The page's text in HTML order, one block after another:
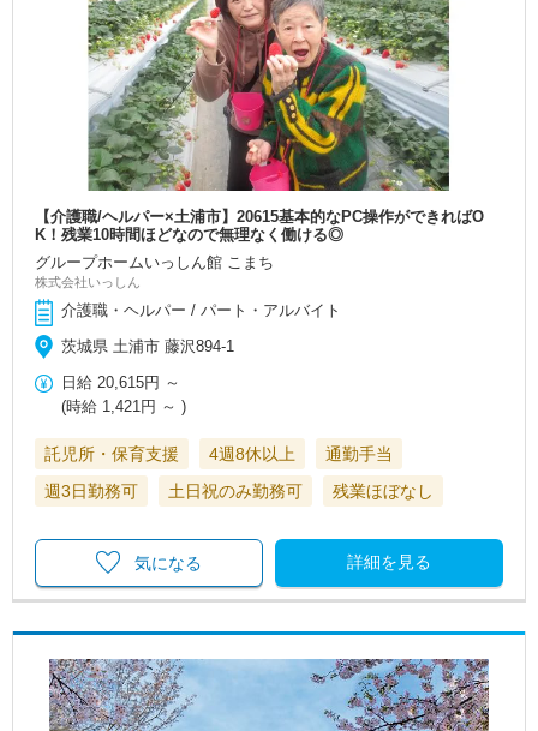
【介護職/ヘルパー×土浦市】20615基本的なPC操作ができればO
K！残業10時間ほどなので無理なく働ける◎
グループホームいっしん館 こまち
株式会社いっしん
介護職・ヘルパー / パート・アルバイト
茨城県 土浦市 藤沢894-1
日給 20,615円 ～
(時給 1,421円 ～ )
託児所・保育支援 4週8休以上
通勤手当
週3日勤務可
土日祝のみ勤務可 残業ほぼなし
詳細を見る
気になる